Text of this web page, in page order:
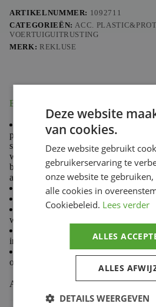
ARTIKELNUMMER: 1092711
CATEGORIEËN: ACC.
VOERTUIGUITRUSTING
MERK: REKLUSE
Beschrijving
A Rekluse clutch cover is
provide unparalleled durability and
single, stylish component. Our covers
whenever you are. They stand up
boots, and whatever else you may
adventures.
Features and benefits
Billet aluminum provides incredible
Double hard anodized for
wear resistance
increased oil capacity
Specifically designed to
of your Rekluse or OEM clutch
Aanvullende informatie
Deze website
van cookies.
Deze website gebruikt
gebruikerservaring te
onze website te
alle cookies in
Cookiebeleid. Lees verder
ALLES
ALLES
DETAILS WEERGEVEN